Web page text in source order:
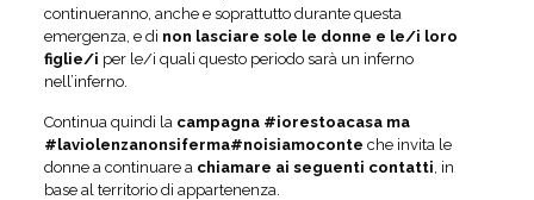
continueranno, anche e soprattutto durante questa
emergenza, e di non lasciare sole le donne e le/i loro
figlie/i per le/i quali questo periodo sarà un inferno
nell’inferno.
Continua quindi la campagna #iorestoacasa ma
#laviolenzanonsiferma#noisiamoconte che invita le
donne a continuare a chiamare ai seguenti contatti, in
base al territorio di appartenenza.